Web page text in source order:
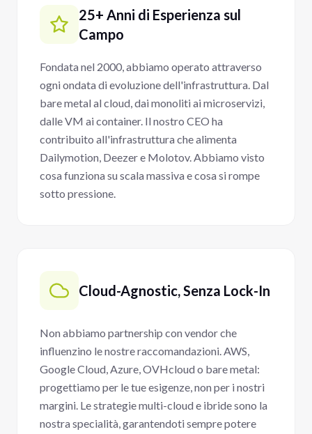
25+ Anni di Esperienza sul
Campo
Fondata nel 2000, abbiamo operato attraverso
ogni ondata di evoluzione dell'infrastruttura. Dal
bare metal al cloud, dai monoliti ai microservizi,
dalle VM ai container. Il nostro CEO ha
contribuito all'infrastruttura che alimenta
Dailymotion, Deezer e Molotov. Abbiamo visto
cosa funziona su scala massiva e cosa si rompe
sotto pressione.
Cloud-Agnostic, Senza Lock-In
Non abbiamo partnership con vendor che
influenzino le nostre raccomandazioni. AWS,
Google Cloud, Azure, OVHcloud o bare metal:
progettiamo per le tue esigenze, non per i nostri
margini. Le strategie multi-cloud e ibride sono la
nostra specialità, garantendoti sempre potere